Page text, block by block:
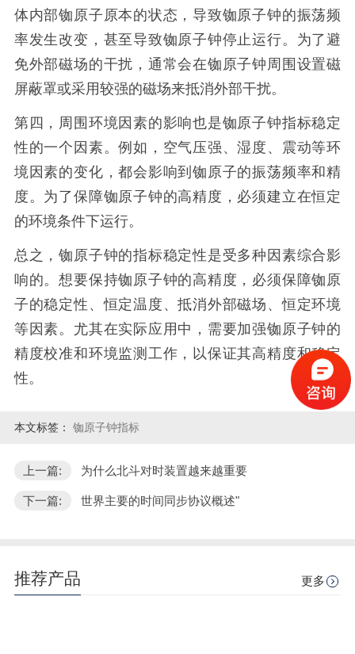
体内部铷原子原本的状态，导致铷原子钟的振荡频
率发生改变，甚至导致铷原子钟停止运行。为了避
免外部磁场的干扰，通常会在铷原子钟周围设置磁
屏蔽罩或采用较强的磁场来抵消外部干扰。
第四，周围环境因素的影响也是铷原子钟指标稳定
性的一个因素。例如，空气压强、湿度、震动等环
境因素的变化，都会影响到铷原子的振荡频率和精
度。为了保障铷原子钟的高精度，必须建立在恒定
的环境条件下运行。
总之，铷原子钟的指标稳定性是受多种因素综合影
响的。想要保持铷原子钟的高精度，必须保障铷原
子的稳定性、恒定温度、抵消外部磁场、恒定环境
等因素。尤其在实际应用中，需要加强铷原子钟的
精度校准和环境监测工作，以保证其高精度和稳定
性。
本文标签： 铷原子钟指标
上一篇: 为什么北斗对时装置越来越重要
下一篇: 世界主要的时间同步协议概述"
推荐产品 更多